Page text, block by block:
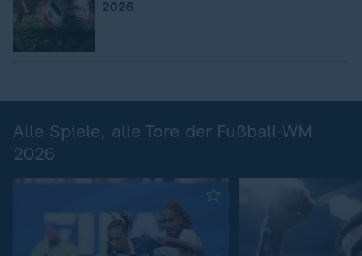
2026
Alle Spiele, alle Tore der Fußball-WM
2026